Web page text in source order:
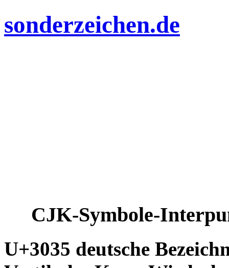
sonderzeichen.de
CJK-Symbole-
U+3035 deutsche